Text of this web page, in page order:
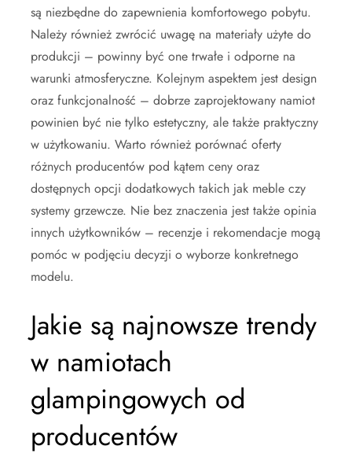
są niezbędne do zapewnienia komfortowego pobytu.
Należy również zwrócić uwagę na materiały użyte do
produkcji – powinny być one trwałe i odporne na
warunki atmosferyczne. Kolejnym aspektem jest design
oraz funkcjonalność – dobrze zaprojektowany namiot
powinien być nie tylko estetyczny, ale także praktyczny
w użytkowaniu. Warto również porównać oferty
różnych producentów pod kątem ceny oraz
dostępnych opcji dodatkowych takich jak meble czy
systemy grzewcze. Nie bez znaczenia jest także opinia
innych użytkowników – recenzje i rekomendacje mogą
pomóc w podjęciu decyzji o wyborze konkretnego
modelu.
Jakie są najnowsze trendy
w namiotach
glampingowych od
producentów